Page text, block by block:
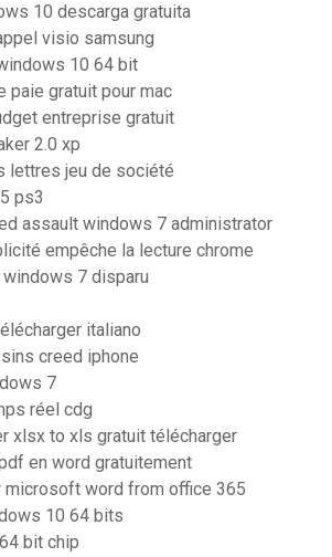
10 descarga gratuita
visio samsung
10 64 bit
paie gratuit pour mac
entreprise gratuit
2.0 xp
lettres jeu de société
ps3
assault windows 7 administrator
empêche la lecture chrome
7 disparu
italiano
creed iphone
7
réel cdg
xlsx to xls gratuit télécharger
en word gratuitement
microsoft word from office 365
10 64 bits
bit chip